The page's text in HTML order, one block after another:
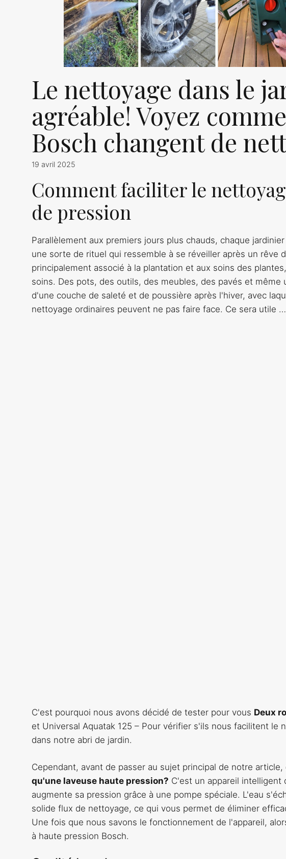
Le nettoyage dans le
agréable! Voyez
Bosch changent de
19 avril 2025
Comment faciliter le
de pression
Parallèlement aux premiers jours plus chauds, chaque
une sorte de rituel qui ressemble à se réveiller après un rêve
principalement associé à la plantation et aux soins des
soins. Des pots, des outils, des meubles, des pavés et
d'une couche de saleté et de poussière après l'hiver, avec
nettoyage ordinaires peuvent ne pas faire face. Ce sera utile …
C'est pourquoi nous avons décidé de tester pour vous Deux
et Universal Aquatak 125 – Pour vérifier s'ils nous facilitent
dans notre abri de jardin.
Cependant, avant de passer au sujet principal de notre
qu'une laveuse haute pression? C'est un appareil intelligent
augmente sa pression grâce à une pompe spéciale. L'eau
solide flux de nettoyage, ce qui vous permet de éliminer
Une fois que nous savons le fonctionnement de l'appareil,
à haute pression Bosch.